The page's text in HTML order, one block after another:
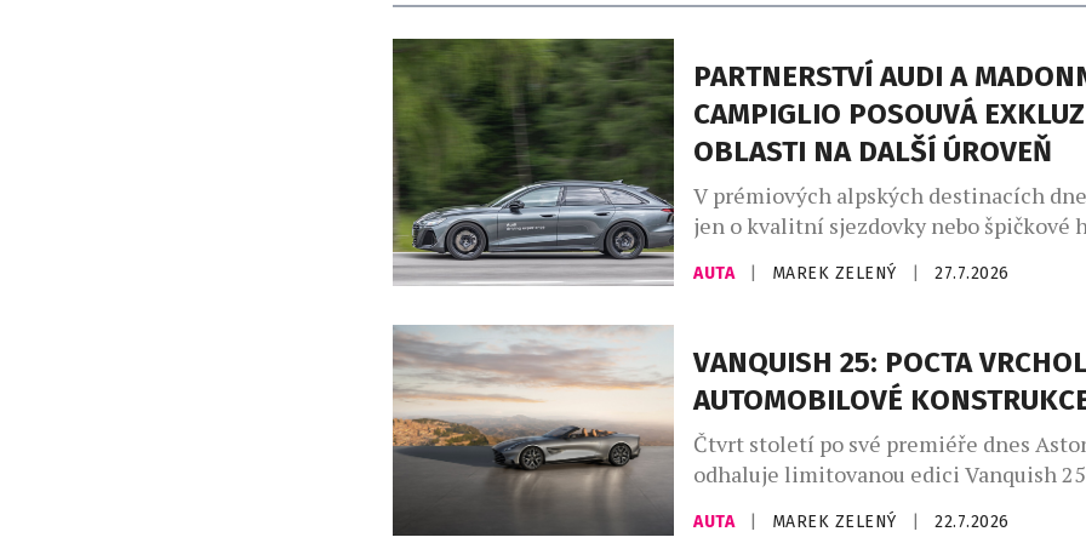
PARTNERSTVÍ AUDI A
CAMPIGLIO POSOUVÁ
OBLASTI NA DALŠÍ ÚROVEŇ
V prémiových alpských destinacích
jen o kvalitní sjezdovky nebo špičkové
větší roli hrají značky, které dokážou
charakter místa. Madonna di Campiglio
společností Audi, jež se stala nedílnou
života tohoto prestižního střediska.
nevzniklo pouze z marketingových
Madonna […]
AUTA MAREK ZELENÝ 27.7.2026
VANQUISH 25: POCTA
AUTOMOBILOVÉ
Čtvrt století po své premiéře dnes
odhaluje limitovanou edici Vanquish
poctu třem generacím tohoto slavného
automobilu, vytvořenou zakázkovým
AUTA MAREK ZELENÝ 22.7.2026